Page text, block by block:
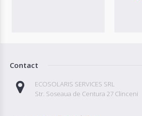
Contact
ECOSOLARIS SERVICES SRL
Str. Soseaua de Centura 27 Clinceni